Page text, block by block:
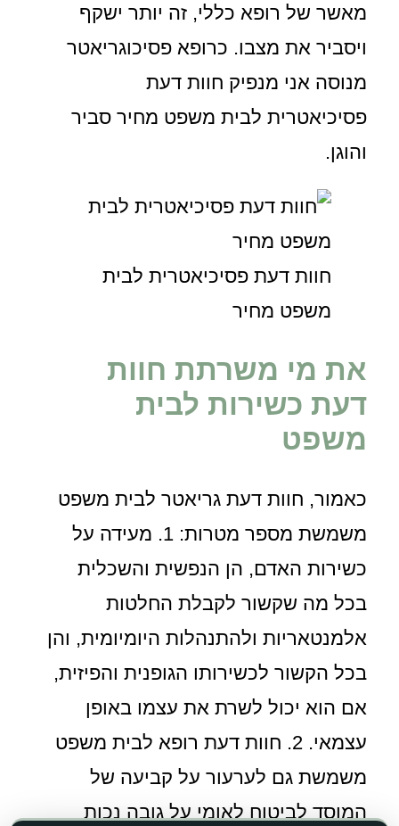
מאשר של רופא כללי, זה יותר ישקף
ויסביר את מצבו. כרופא פסיכוגריאטר
מנוסה אני מנפיק חוות דעת
פסיכיאטרית לבית משפט מחיר סביר
והוגן.
חוות דעת פסיכיאטרית לבית
משפט מחיר
את מי משרתת חוות
דעת כשירות לבית
משפט
כאמור, חוות דעת גריאטר לבית משפט
משמשת מספר מטרות: 1. מעידה על
כשירות האדם, הן הנפשית והשכלית
בכל מה שקשור לקבלת החלטות
אלמנטאריות ולהתנהלות היומיומית, והן
בכל הקשור לכשירותו הגופנית והפיזית,
אם הוא יכול לשרת את עצמו באופן
עצמאי. 2. חוות דעת רופא לבית משפט
משמשת גם לערעור על קביעה של
המוסד לביטוח לאומי על גובה נכות